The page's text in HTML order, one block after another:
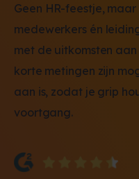
Geen HR-feestje,
medewerkers én
met de uitkomsten
korte metingen zijn
aan is, zodat je grip
voortgang.